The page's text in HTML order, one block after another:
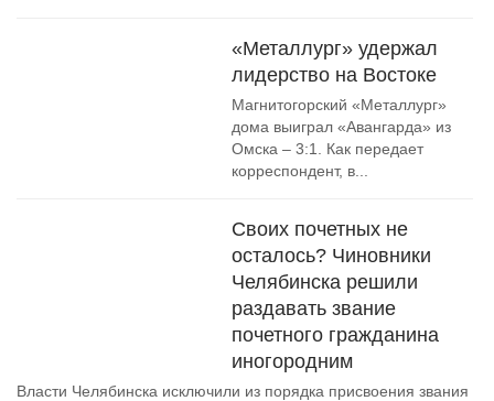
«Металлург» удержал
лидерство на Востоке
Магнитогорский «Металлург»
дома выиграл «Авангарда» из
Омска – 3:1. Как передает
корреспондент, в...
Своих почетных не
осталось? Чиновники
Челябинска решили
раздавать звание
почетного гражданина
иногородним
Власти Челябинска исключили из порядка присвоения звания